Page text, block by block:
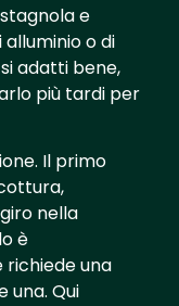
e
o di
adatti bene,
più tardi per
Il primo
nella
è
richiede una
una. Qui